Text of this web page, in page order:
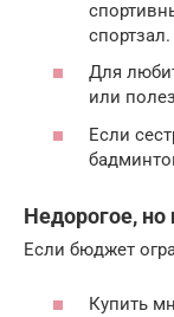
спортзал.
Для
или
Если
Недорогое, но
Если бюджет
Купить